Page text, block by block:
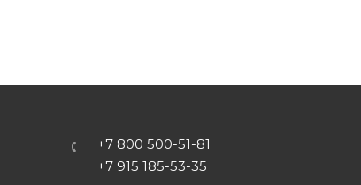
+7 800 500-51-81
+7 915 185-53-35